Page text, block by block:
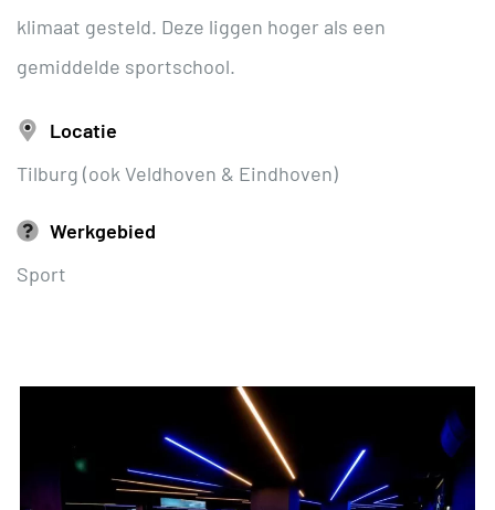
klimaat gesteld. Deze liggen hoger als een
gemiddelde sportschool.
Locatie
Tilburg (ook Veldhoven & Eindhoven)
Werkgebied
Sport